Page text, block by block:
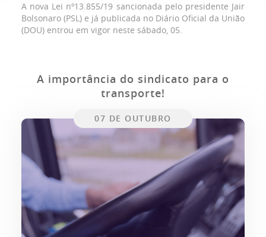
A nova Lei nº13.855/19 sancionada pelo presidente Jair
Bolsonaro (PSL) e já publicada no Diário Oficial da União
(DOU) entrou em vigor neste sábado, 05.
A importância do sindicato para o
transporte!
07 DE OUTUBRO